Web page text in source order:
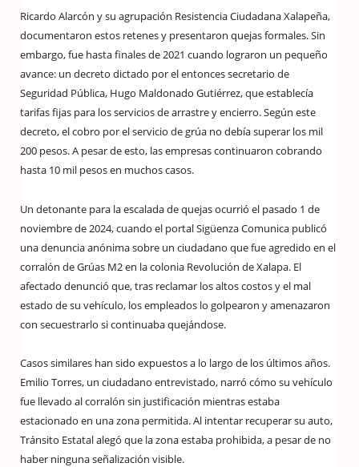
Ricardo Alarcón y su agrupación Resistencia Ciudadana Xalapeña,
documentaron estos retenes y presentaron quejas formales. Sin
embargo, fue hasta finales de 2021 cuando lograron un pequeño
avance: un decreto dictado por el entonces secretario de
Seguridad Pública, Hugo Maldonado Gutiérrez, que establecía
tarifas fijas para los servicios de arrastre y encierro. Según este
decreto, el cobro por el servicio de grúa no debía superar los mil
200 pesos. A pesar de esto, las empresas continuaron cobrando
hasta 10 mil pesos en muchos casos.
Un detonante para la escalada de quejas ocurrió el pasado 1 de
noviembre de 2024, cuando el portal Sigüenza Comunica publicó
una denuncia anónima sobre un ciudadano que fue agredido en el
corralón de Grúas M2 en la colonia Revolución de Xalapa. El
afectado denunció que, tras reclamar los altos costos y el mal
estado de su vehículo, los empleados lo golpearon y amenazaron
con secuestrarlo si continuaba quejándose.
Casos similares han sido expuestos a lo largo de los últimos años.
Emilio Torres, un ciudadano entrevistado, narró cómo su vehículo
fue llevado al corralón sin justificación mientras estaba
estacionado en una zona permitida. Al intentar recuperar su auto,
Tránsito Estatal alegó que la zona estaba prohibida, a pesar de no
haber ninguna señalización visible.